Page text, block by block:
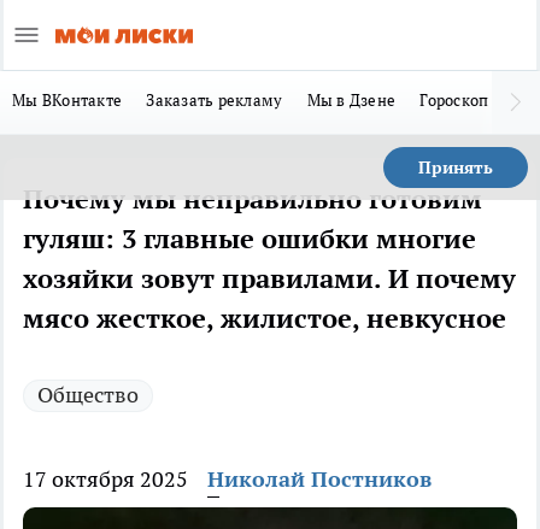
Мы ВКонтакте Заказать рекламу Мы в Дзене Гороскоп
Принять
Почему мы неправильно готовим
гуляш: 3 главные ошибки многие
хозяйки зовут правилами. И почему
мясо жесткое, жилистое, невкусное
Общество
17 октября 2025 Николай Постников